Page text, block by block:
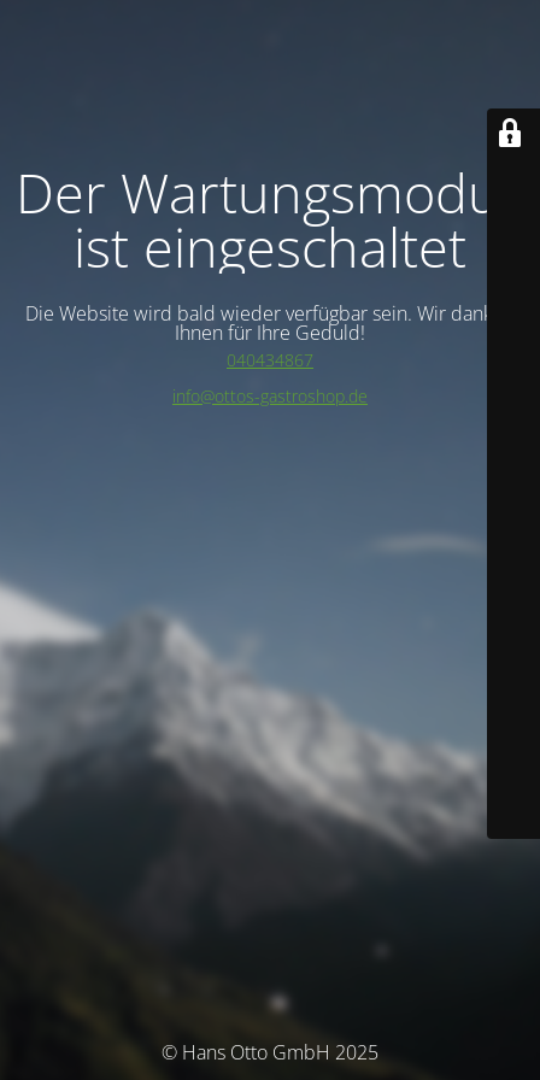
Der Wartungsmodus
ist eingeschaltet
Die Website wird bald wieder verfügbar sein. Wir danken
Ihnen für Ihre Geduld!
040434867
info@ottos-gastroshop.de
© Hans Otto GmbH 2025